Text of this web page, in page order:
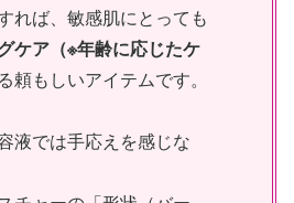
れば、敏感肌にとっても
ケア（※年齢に応じたケ
頼もしいアイテムです。
液では手応えを感じな